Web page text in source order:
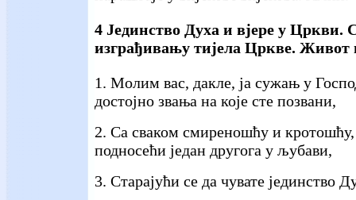
4 Јединство Духа и вјере у Цркви.
изграђивању тијела Цркве. Живот
1. Молим вас, дакле, ја сужањ у
достојно звања на које сте позвани,
2. Са сваком смиреношћу и
подносећи један другога у љубави,
3. Старајући се да чувате јединство